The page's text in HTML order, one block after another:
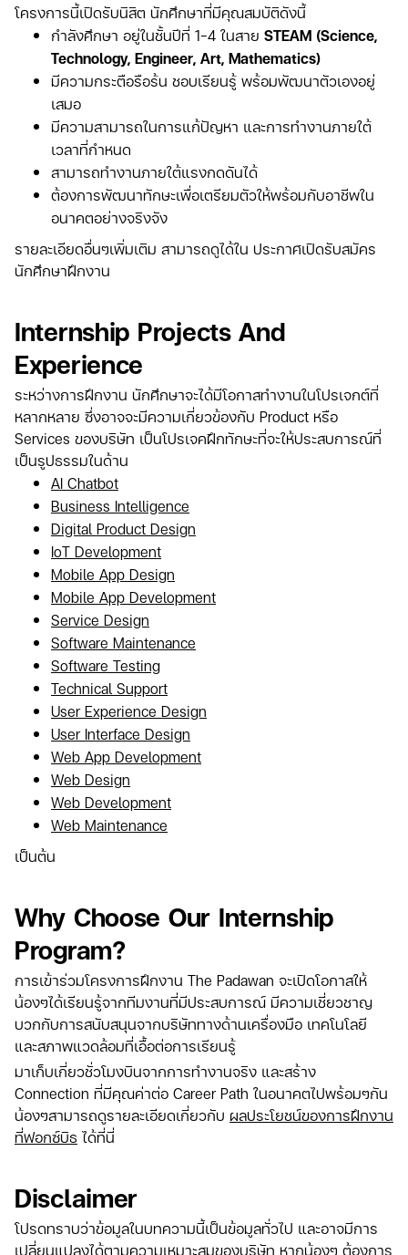
โครงการนี้เปิดรับนิสิต นักศึกษาที่มีคุณสมบัติดังนี้
กำลังศึกษา อยู่ในชั้นปีที่ 1-4 ในสาย STEAM (Science,
Technology, Engineer, Art, Mathematics)
มีความกระตือรือร้น ชอบเรียนรู้ พร้อมพัฒนาตัวเองอยู่
เสมอ
มีความสามารถในการแก้ปัญหา และการทำงานภายใต้
เวลาที่กำหนด
สามารถทำงานภายใต้แรงกดดันได้
ต้องการพัฒนาทักษะเพื่อเตรียมตัวให้พร้อมกับอาชีพใน
อนาคตอย่างจริงจัง
รายละเอียดอื่นๆเพิ่มเติม สามารถดูได้ใน ประกาศเปิดรับสมัคร
นักศึกษาฝึกงาน
Internship Projects And
Experience
ระหว่างการฝึกงาน นักศึกษาจะได้มีโอกาสทำงานในโปรเจกต์ที่
หลากหลาย ซึ่งอาจจะมีความเกี่ยวข้องกับ Product หรือ
Services ของบริษัท เป็นโปรเจคฝึกทักษะที่จะให้ประสบการณ์ที่
เป็นรูปธรรมในด้าน
AI Chatbot
Business Intelligence
Digital Product Design
IoT Development
Mobile App Design
Mobile App Development
Service Design
Software Maintenance
Software Testing
Technical Support
User Experience Design
User Interface Design
Web App Development
Web Design
Web Development
Web Maintenance
เป็นต้น
Why Choose Our Internship
Program?
การเข้าร่วมโครงการฝึกงาน The Padawan จะเปิดโอกาสให้
น้องๆได้เรียนรู้จากทีมงานที่มีประสบการณ์ มีความเชี่ยวชาญ
บวกกับการสนับสนุนจากบริษัททางด้านเครื่องมือ เทคโนโลยี
และสภาพแวดล้อมที่เอื้อต่อการเรียนรู้
มาเก็บเกี่ยวชั่วโมงบินจากการทำงานจริง และสร้าง
Connection ที่มีคุณค่าต่อ Career Path ในอนาคตไปพร้อมๆกัน
น้องๆสามารถดูรายละเอียดเกี่ยวกับ ผลประโยชน์ของการฝึกงาน
ที่ฟอกซ์บิธ ได้ที่นี่
Disclaimer
โปรดทราบว่าข้อมูลในบทความนี้เป็นข้อมูลทั่วไป และอาจมีการ
เปลี่ยนแปลงได้ตามความเหมาะสมของบริษัท หากน้องๆ ต้องการ